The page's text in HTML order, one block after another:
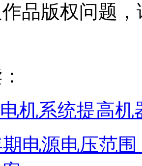
品版权问题
机系统提高
电源电压范